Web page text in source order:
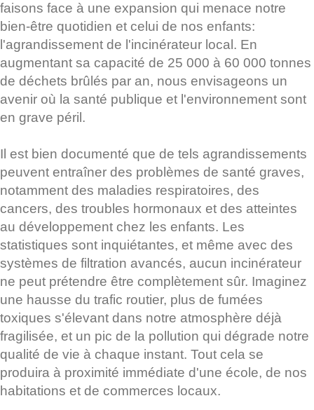
faisons face à une expansion qui menace notre
bien-être quotidien et celui de nos enfants:
l'agrandissement de l'incinérateur local. En
augmentant sa capacité de 25 000 à 60 000 tonnes
de déchets brûlés par an, nous envisageons un
avenir où la santé publique et l'environnement sont
en grave péril.
Il est bien documenté que de tels agrandissements
peuvent entraîner des problèmes de santé graves,
notamment des maladies respiratoires, des
cancers, des troubles hormonaux et des atteintes
au développement chez les enfants. Les
statistiques sont inquiétantes, et même avec des
systèmes de filtration avancés, aucun incinérateur
ne peut prétendre être complètement sûr. Imaginez
une hausse du trafic routier, plus de fumées
toxiques s'élevant dans notre atmosphère déjà
fragilisée, et un pic de la pollution qui dégrade notre
qualité de vie à chaque instant. Tout cela se
produira à proximité immédiate d'une école, de nos
habitations et de commerces locaux.